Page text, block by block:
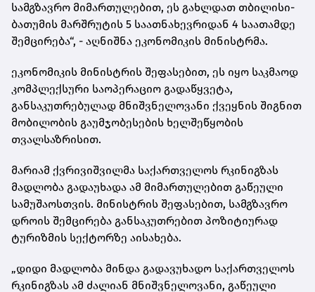
სამგზავრო მიმართულებით, ეს გახლდათ თბილისი-
ბათუმის მარშრუტის 5 საათნახევრიდან 4 საათამდე
შემცირება“, - აღნიშნა ეკონომიკის მინისტრმა.
ეკონომიკის მინისტრის შეფასებით, ეს იყო საკმაოდ
კომპლექსური საოპერაციო გადაწყვეტა,
განსაკუთრებულად მნიშვნელოვანი ქვეყნის შიგნით
მობილობის გაუმჯობესების ხელშეწყობის
თვალსაზრისით.
მარიამ ქვრივიშვილმა საქართველოს რკინიგზას
მადლობა გადაუხადა ამ მიმართულებით გაწეული
სამუშაოსთვის. მინისტრის შეფასებით, სამგზავრო
დროის შემცირება განსაკუთრებით პოზიტიურად
ტურიზმის სექტორზე აისახება.
„დიდი მადლობა მინდა გადავუხადო საქართველოს
რკინიგზას ამ ძალიან მნიშვნელოვანი, გაწეული